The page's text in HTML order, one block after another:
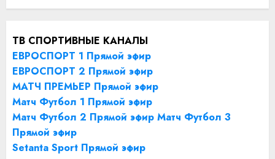
ТВ СПОРТИВНЫЕ КАНАЛЫ
ЕВРОСПОРТ 1 Прямой эфир
ЕВРОСПОРТ 2 Прямой эфир
МАТЧ ПРЕМЬЕР Прямой эфир
Матч Футбол 1 Прямой эфир
Матч Футбол 2 Прямой эфир Матч Футбол 3
Прямой эфир
Setanta Sport Прямой эфир